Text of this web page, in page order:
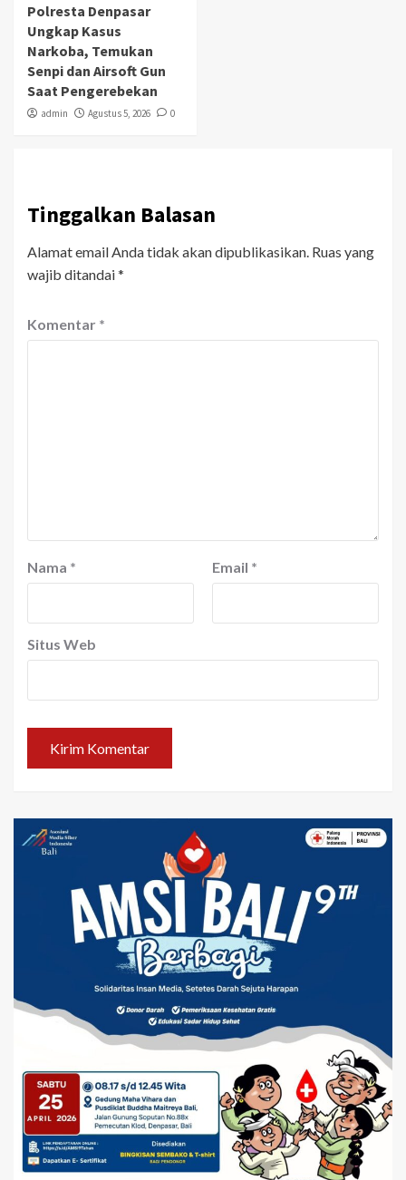
Polresta Denpasar
Ungkap Kasus
Narkoba, Temukan
Senpi dan Airsoft Gun
Saat Pengerebekan
admin Agustus 5, 2026 0
Tinggalkan Balasan
Alamat email Anda tidak akan dipublikasikan. Ruas yang
wajib ditandai*
Komentar *
Nama * Email *
Situs Web